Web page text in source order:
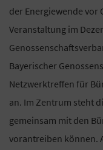
der Energiewende vor
Veranstaltung im
Bayerischer
Netzwerktreffen für
an. Im Zentrum steht
gemeinsam mit den
vorantreiben können.